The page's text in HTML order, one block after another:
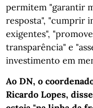
permitem "garantir
resposta", "cumprir
exigentes",
transparência" e
investimento em
Ao DN, o
Ricardo Lopes,